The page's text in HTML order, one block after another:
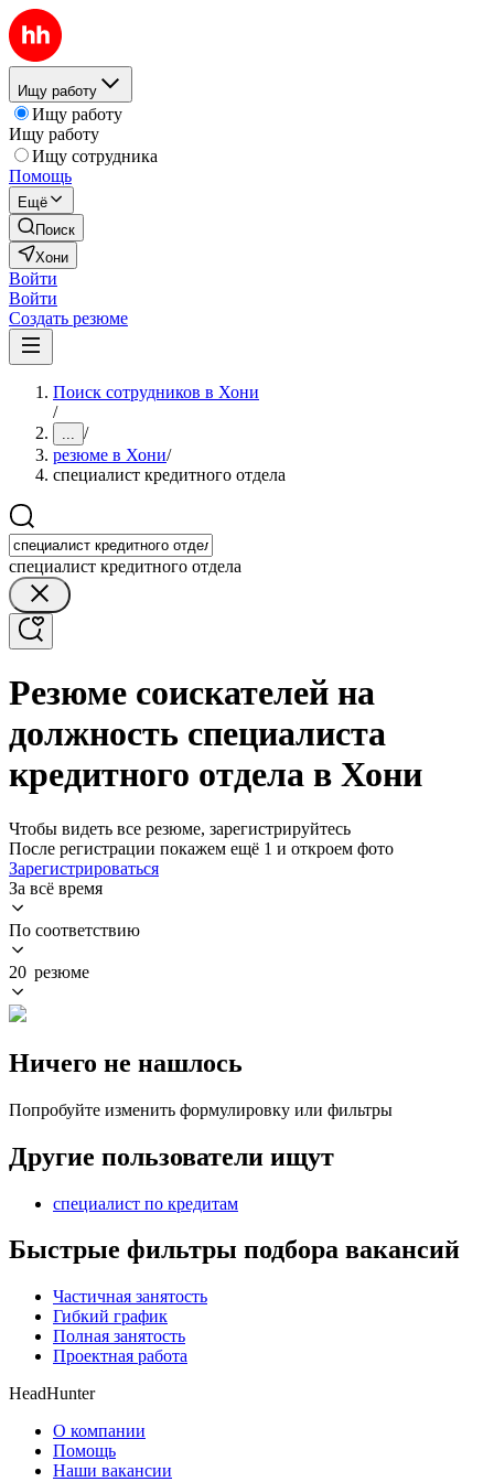
Ищу работу
Ищу работу
Ищу работу
Ищу сотрудника
Помощь
Ещё
Поиск
Хони
Войти
Войти
Создать резюме
Поиск сотрудников в Хони
/
... /
резюме в Хони/
специалист кредитного отдела
специалист кредитного отдела
Резюме соискателей на
должность специалиста
кредитного отдела в Хони
Чтобы видеть все резюме, зарегистрируйтесь
После регистрации покажем ещё 1 и откроем фото
Зарегистрироваться
За всё время
По соответствию
20 резюме
Ничего не нашлось
Попробуйте изменить формулировку или фильтры
Другие пользователи ищут
специалист по кредитам
Быстрые фильтры подбора вакансий
Частичная занятость
Гибкий график
Полная занятость
Проектная работа
HeadHunter
О компании
Помощь
Наши вакансии